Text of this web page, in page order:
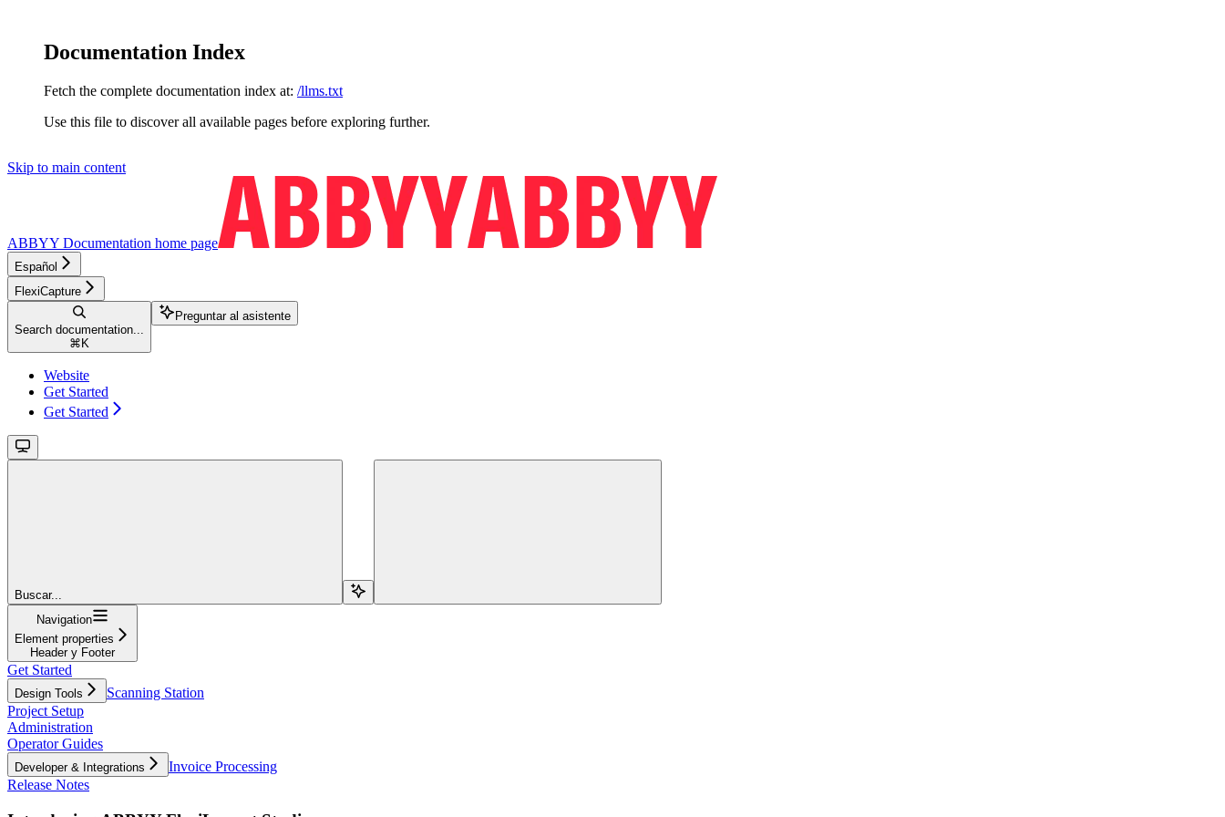
Documentation Index
Fetch the complete documentation index at: /llms.txt
Use this file to discover all available pages before exploring further.
Skip to main content
ABBYY Documentation home page
Español
FlexiCapture
Search documentation...
⌘ K
Preguntar al asistente
Website
Get Started
Get Started
Buscar...
Navigation
Element properties
Header y Footer
Get Started
Design Tools
Scanning Station
Project Setup
Administration
Operator Guides
Developer & Integrations
Invoice Processing
Release Notes